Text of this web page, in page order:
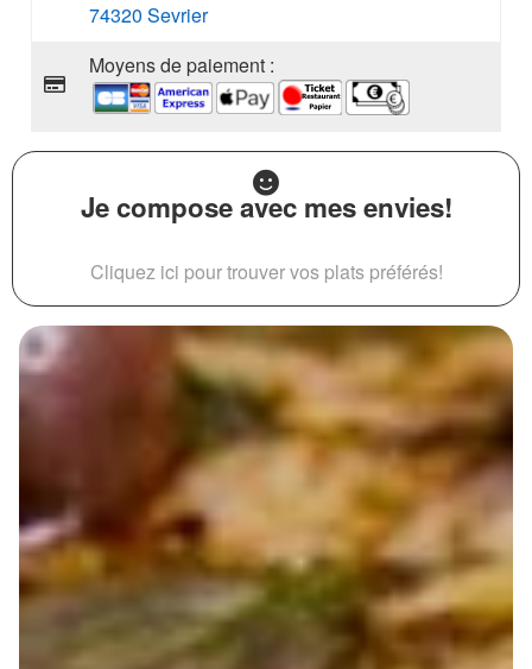
74320 Sevrier
Moyens de paiement :
Je compose avec mes envies!
Cliquez ici pour trouver vos plats préférés!